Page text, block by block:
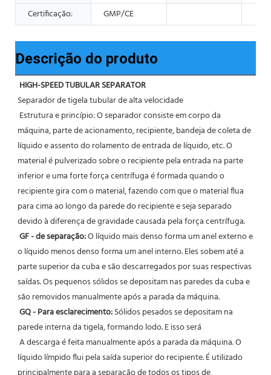
Certificação: GMP/CE
Descrição do produto
HIGH-SPEED TUBULAR SEPARATOR
Separador de tigela tubular de alta velocidade
máquina, parte de acionamento, recipiente, bandeja de coleta de
líquido e assento do rolamento de entrada de líquido, etc. O
material é pulverizado sobre o recipiente pela entrada na parte
inferior e uma forte força centrífuga é formada quando o
recipiente gira com o material, fazendo com que o material flua
para cima ao longo da parede do recipiente e seja separado
devido à diferença de gravidade causada pela força centrífuga.
GF - de separação: O líquido mais denso forma um anel externo e
o líquido menos denso forma um anel interno. Eles sobem até a
parte superior da cuba e são descarregados por suas respectivas
saídas. Os pequenos sólidos se depositam nas paredes da cuba e
são removidos manualmente após a parada da máquina.
GQ - Para esclarecimento: Sólidos pesados ​​se depositam na
parede interna da tigela, formando lodo. E isso será
líquido límpido flui pela saída superior do recipiente. É utilizado